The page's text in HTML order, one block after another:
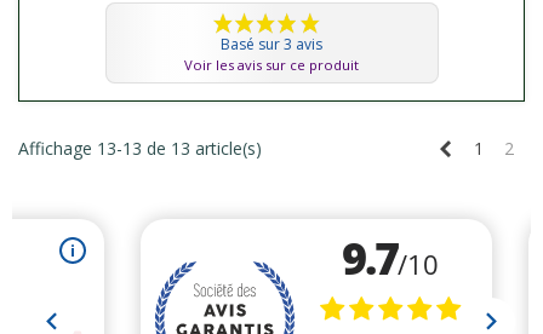
Basé sur 3 avis
Voir les avis sur ce produit
Affichage 13-13 de 13 article(s) Précédent
1 2